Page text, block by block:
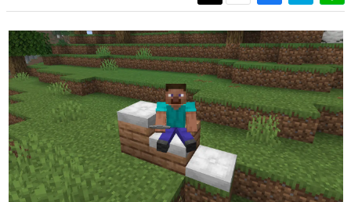
ゲームに多大な影響を受けた作家さんに取材し、ゲームが
日本のコンテンツ産業やカルチャーに与えた影響を探る企
画です。
日本モバイルゲーム産業史
日本のモバイルゲーム史における主要なトピック・タイト
ルを網羅するほか、開発者へのインタビューや識者による
解説を掲載。約20年の歴史が一望できる決定版！
若ゲのいたり〜ゲームクリエイターの青春〜
『うつヌケ』『ペンと箸』等で知られるマンガ家・田中圭
一先生によるゲーム業界レポートマンガです。